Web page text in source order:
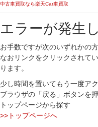
中古車買取なら楽天Car車買取
エラーが発生
お手数ですが次のいずれかの
なおリンクをクリックされて
ります。
少し時間を置いてもう一度ア
ブラウザの「戻る」ボタンを
トップページから探す
>>トップページへ